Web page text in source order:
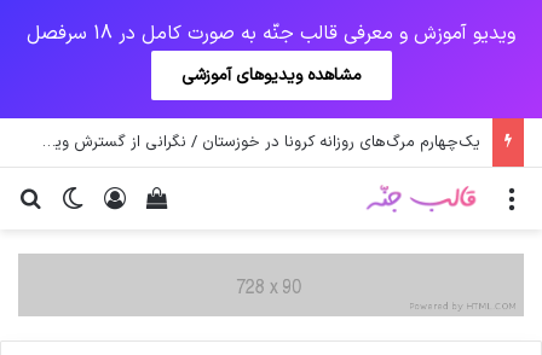
ویدیو آموزش و معرفی قالب جنّه به صورت کامل در 18 سرفصل
مشاهده ویدیوهای آموزشی
یک‌چهارم مرگ‌های روزانه کرونا در خوزستان / نگرانی از گسترش ویروس انگلیسی در تهران
تغییر ورود
دیدن سبد خرید منو